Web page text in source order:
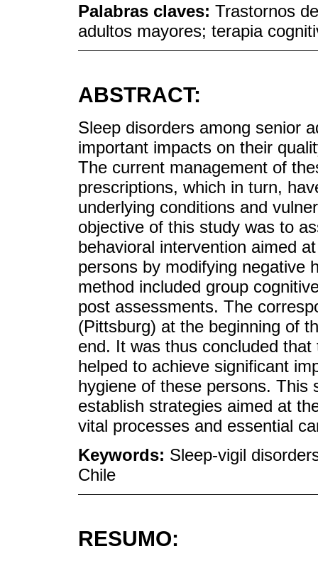
Palabras claves: Trastornos
adultos mayores; terapia
ABSTRACT:
Sleep disorders among senior
important impacts on their
The current management of
prescriptions, which in turn,
underlying conditions and
objective of this study was to
behavioral intervention aimed
persons by modifying negative
method included group
post assessments. The
(Pittsburg) at the beginning of
end. It was thus concluded
helped to achieve significant
hygiene of these persons. This
establish strategies aimed at
vital processes and essential
Keywords: Sleep-vigil
Chile
RESUMO: